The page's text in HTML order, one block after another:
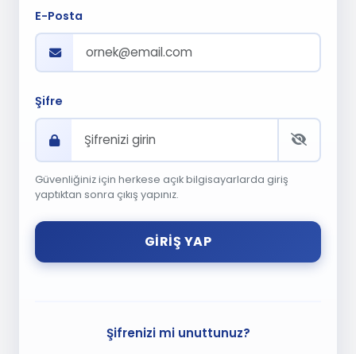
E-Posta
Şifre
Güvenliğiniz için herkese açık bilgisayarlarda giriş
yaptıktan sonra çıkış yapınız.
GIRIŞ YAP
Şifrenizi mi unuttunuz?